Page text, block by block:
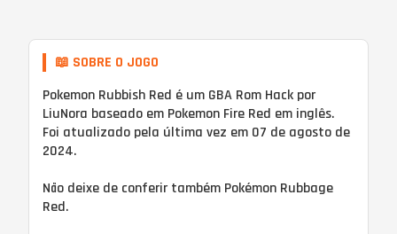
📖 SOBRE O JOGO
Pokemon Rubbish Red é um GBA Rom Hack por
LiuNora baseado em Pokemon Fire Red em inglês.
Foi atualizado pela última vez em 07 de agosto de
2024.
Não deixe de conferir também Pokémon Rubbage
Red.